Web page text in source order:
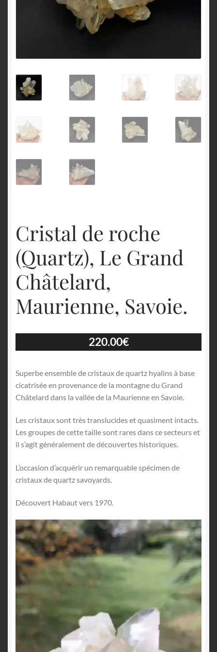
Cristal de roche
(Quartz), Le Grand
Châtelard,
Maurienne, Savoie.
220.00€
Superbe ensemble de cristaux de quartz hyalins à base
cicatrisée en provenance de la montagne du Grand
Châtelard dans la vallée de la Maurienne en Savoie.
Les cristaux sont très translucides et quasiment intacts.
Les groupes de cette taille sont rares dans ce secteurs et
il s’agit généralement de découvertes historiques.
L’occasion d’acquérir un remarquable spécimen de
cristaux de quartz savoyards.
Découvert Habaut vers 1970.
Lecteur
vidéo